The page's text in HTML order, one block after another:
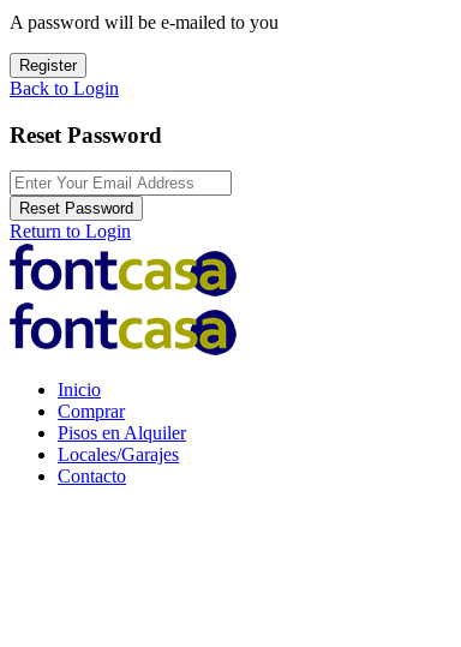
A password will be e-mailed to you
Register
Back to Login
Reset Password
Reset Password
Return to Login
Inicio
Comprar
Pisos en Alquiler
Locales/Garajes
Contacto